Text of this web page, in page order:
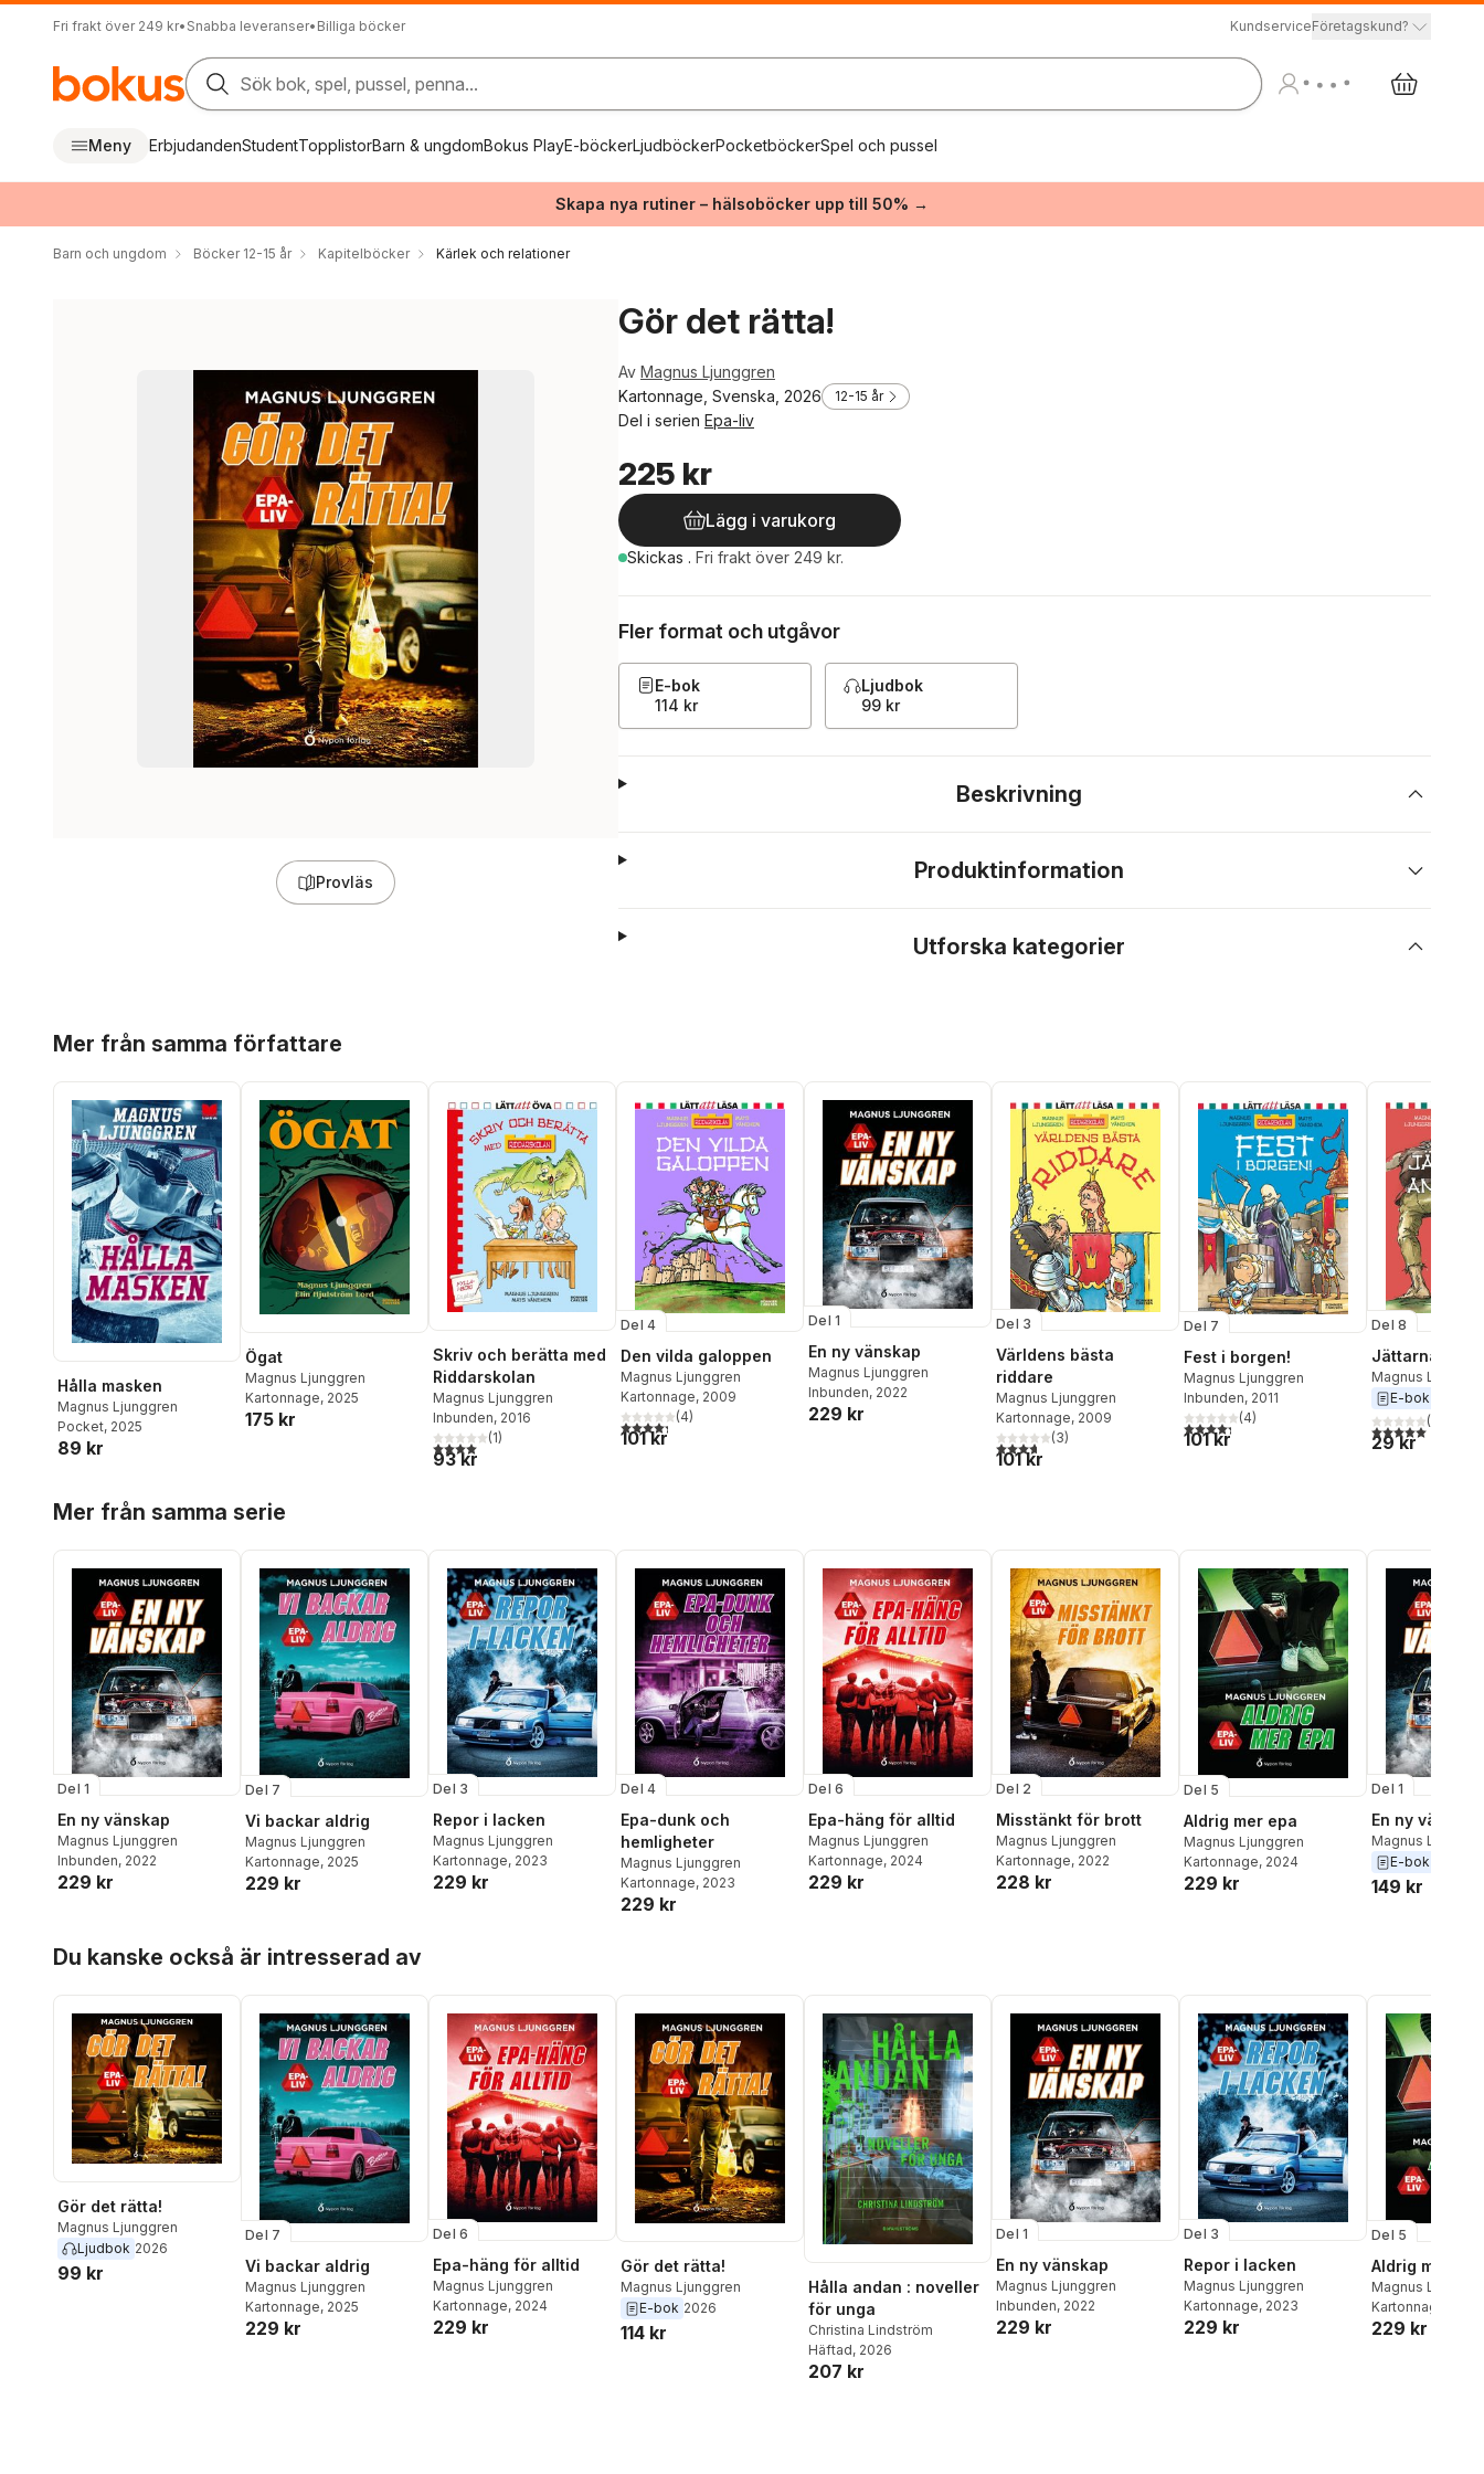
Fri frakt över 249 kr• Snabba leveranser• Billiga böcker KundserviceFöretagskund?
Sök bok, spel, pussel, penna...
Meny ErbjudandenStudentTopplistorBarn & ungdomBokus PlayE-böckerLjudböckerPocketböckerSpel och pussel
Skapa nya rutiner – hälsoböcker upp till 50% →
Barn och ungdom Böcker 12-15 år Kapitelböcker Kärlek och relationer
Provläs
Gör det rätta!
Av Magnus Ljunggren
Kartonnage, Svenska, 2026
12-15 år
Del i serien Epa-liv
225 kr
Lägg i varukorg
Skickas . Fri frakt över 249 kr.
Fler format och utgåvor
E-bok
114 kr
Ljudbok
99 kr
Beskrivning
Produktinformation
Utforska kategorier
Mer från samma författare
Hålla masken
Magnus Ljunggren
Pocket, 2025
89 kr
Ögat
Magnus Ljunggren
Kartonnage, 2025
175 kr
Skriv och berätta med
Riddarskolan
Magnus Ljunggren
Inbunden, 2016
4,0utav 5 stjärnor. Totalt antal röster:
(1)
93 kr
Del 4
Den vilda galoppen
Magnus Ljunggren
Kartonnage, 2009
4,3utav 5 stjärnor. Totalt antal röster:
(4)
101 kr
Del 1
En ny vänskap
Magnus Ljunggren
Inbunden, 2022
229 kr
Del 3
Världens bästa
riddare
Magnus Ljunggren
Kartonnage, 2009
3,7utav 5 stjärnor. Totalt antal röster:
(3)
101 kr
Del 7
Fest i borgen!
Magnus Ljunggren
Inbunden, 2011
4,3utav 5 stjärnor. Totalt antal röster:
(4)
101 kr
Del 8
Jättarna
Magnus
E-bok
5,0utav 5(
29 kr
Mer från samma serie
Del 1
En ny vänskap
Magnus Ljunggren
Inbunden, 2022
229 kr
Del 7
Vi backar aldrig
Magnus Ljunggren
Kartonnage, 2025
229 kr
Del 3
Repor i lacken
Magnus Ljunggren
Kartonnage, 2023
229 kr
Del 4
Epa-dunk och
hemligheter
Magnus Ljunggren
Kartonnage, 2023
229 kr
Del 6
Epa-häng för alltid
Magnus Ljunggren
Kartonnage, 2024
229 kr
Del 2
Misstänkt för brott
Magnus Ljunggren
Kartonnage, 2022
228 kr
Del 5
Aldrig mer epa
Magnus Ljunggren
Kartonnage, 2024
229 kr
Del 1
En ny vänskap
Magnus
E-bok
149 kr
Du kanske också är intresserad av
Gör det rätta!
Magnus Ljunggren
Ljudbok 2026
99 kr
Del 7
Vi backar aldrig
Magnus Ljunggren
Kartonnage, 2025
229 kr
Del 6
Epa-häng för alltid
Magnus Ljunggren
Kartonnage, 2024
229 kr
Gör det rätta!
Magnus Ljunggren
E-bok 2026
114 kr
Hålla andan : noveller
för unga
Christina Lindström
Häftad, 2026
207 kr
Del 1
En ny vänskap
Magnus Ljunggren
Inbunden, 2022
229 kr
Del 3
Repor i lacken
Magnus Ljunggren
Kartonnage, 2023
229 kr
Del 5
Aldrig mer epa
Magnus
Kartonnage
229 kr